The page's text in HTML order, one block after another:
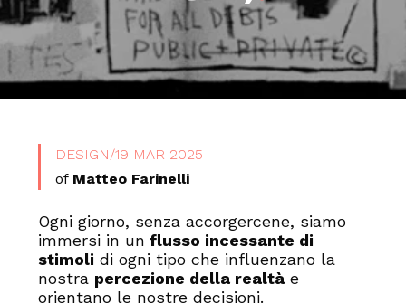
DESIGN/19 MAR 2025
of Matteo Farinelli
Ogni giorno, senza accorgercene, siamo
immersi in un flusso incessante di
stimoli di ogni tipo che influenzano la
nostra percezione della realtàe
orientano le nostre decisioni.